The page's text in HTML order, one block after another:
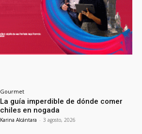
Gourmet
La guía imperdible de dónde comer
chiles en nogada
Karina Alcántara - 3 agosto, 2026